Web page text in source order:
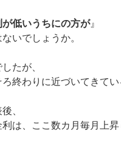
低いうちにの方が』
いでしょうか。
たが、
終わりに近づいてきて
、
は、ここ数カ月毎月上昇